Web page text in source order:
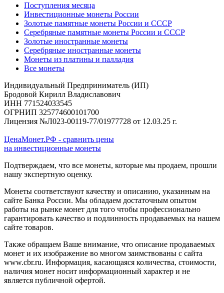
Поступления месяца
Инвестиционные монеты России
Золотые памятные монеты России и СССР
Серебряные памятные монеты России и СССР
Золотые иностранные монеты
Серебряные иностранные монеты
Монеты из платины и палладия
Все монеты
Индивидуальный Предприниматель (ИП)
Бродовой Кирилл Владиславович
ИНН 771524033545
ОГРНИП 325774600101700
Лицензия №Л023-00119-77/01977728 от 12.03.25 г.
ЦенаМонет.РФ - сравнить цены
на инвестиционные монеты
Подтверждаем, что все монеты, которые мы продаем, прошли
нашу экспертную оценку.
Монеты соответствуют качеству и описанию, указанным на
сайте Банка России. Мы обладаем достаточным опытом
работы на рынке монет для того чтобы профессионально
гарантировать качество и подлинность продаваемых на нашем
сайте товаров.
Также обращаем Ваше внимание, что описание продаваемых
монет и их изображение во многом заимствованы с сайта
www.cbr.ru. Информация, касающаяся количества, стоимости,
наличия монет носит информационный характер и не
является публичной офертой.